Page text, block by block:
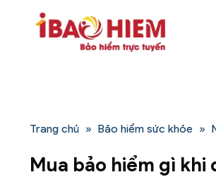
Trang chủ » Bảo hiểm sức khỏe »
Mua bảo hiểm gì khi